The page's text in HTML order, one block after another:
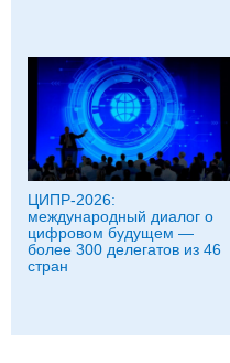
ЦИПР-2026:
международный диалог о
цифровом будущем —
более 300 делегатов из 46
стран